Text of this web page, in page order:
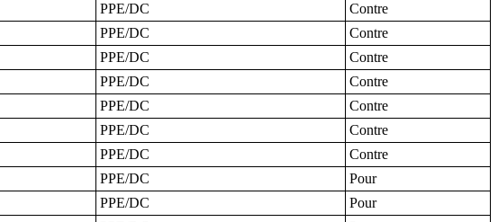
PPE/DC
Contre
PPE/DC
Contre
PPE/DC
Contre
PPE/DC
Contre
PPE/DC
Contre
PPE/DC
Contre
PPE/DC
Contre
PPE/DC
Pour
PPE/DC
Pour